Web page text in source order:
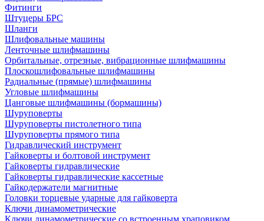
Фитинги
Штуцеры БРС
Шланги
Шлифовальные машины
Ленточные шлифмашины
Орбитальные, отрезные, вибрационные шлифмашины
Плоскошлифовальные шлифмашины
Радиальные (прямые) шлифмашины
Угловые шлифмашины
Цанговые шлифмашины (бормашины)
Шуруповерты
Шуруповерты пистолетного типа
Шуруповерты прямого типа
Гидравлический инструмент
Гайковерты и болтовой инструмент
Гайковерты гидравлические
Гайковерты гидравлические кассетные
Гайкодержатели магнитные
Головки торцевые ударные для гайковерта
Ключи динамометрические
Ключи динамометрические со встроенным храповиком